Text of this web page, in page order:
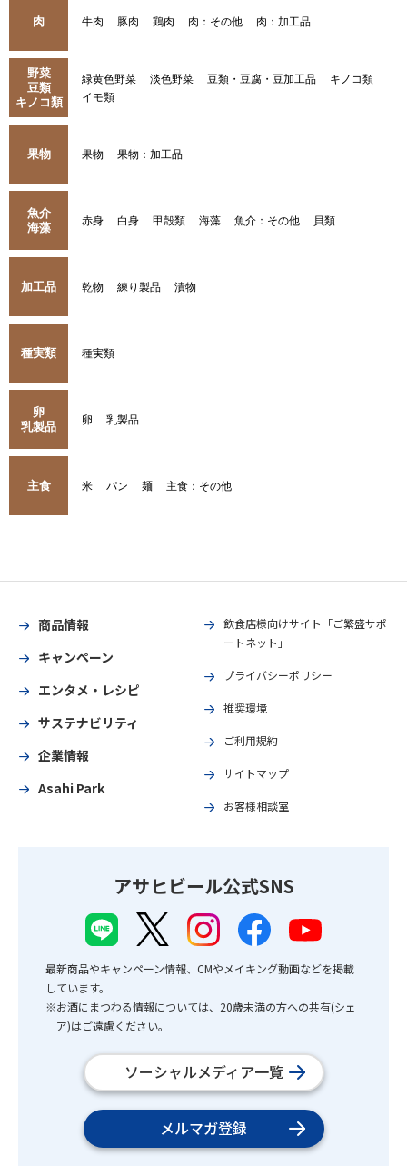
肉 牛肉 豚肉 鶏肉 肉：その他 肉：加工品
野菜
豆類
キノコ類
緑黄色野菜 淡色野菜 豆類・豆腐・豆加工品
キノコ類
イモ類
果物 果物 果物：加工品
魚介
海藻
赤身 白身 甲殻類 海藻 魚介：その他 貝類
加工品 乾物 練り製品 漬物
種実類 種実類
卵
乳製品
卵 乳製品
主食 米 パン 麺 主食：その他
商品情報
キャンペーン
エンタメ・レシピ
サステナビリティ
企業情報
Asahi Park
飲食店様向けサイト「ご繁盛サポ
ートネット」
プライバシーポリシー
推奨環境
ご利用規約
サイトマップ
お客様相談室
アサヒビール公式SNS
最新商品やキャンペーン情報、CMやメイキング動画などを掲載
しています。
※お酒にまつわる情報については、20歳未満の方への共有(シェ
ア)はご遠慮ください。
ソーシャルメディア一覧
メルマガ登録